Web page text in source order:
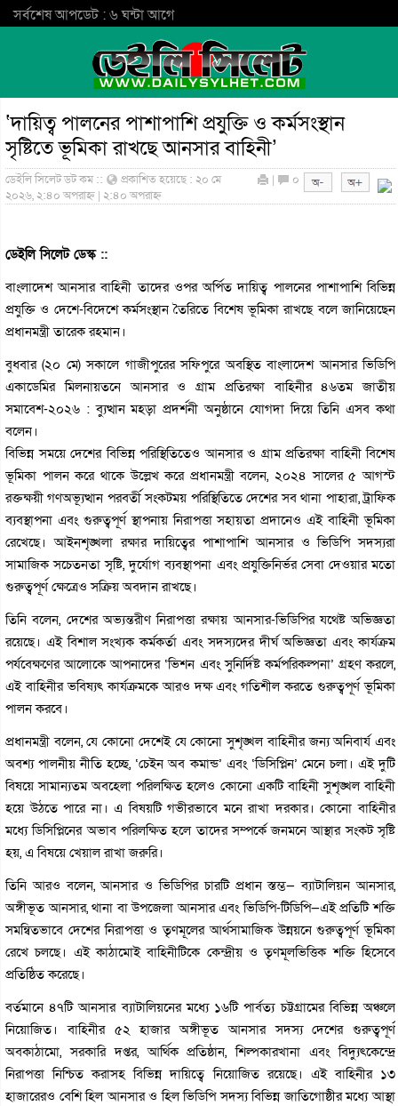
সর্বশেষ আপডেট : ৬ ঘন্টা আগে
‘দায়িত্ব পালনের পাশাপাশি প্রযুক্তি ও কর্মসংস্থান
সৃষ্টিতে ভূমিকা রাখছে আনসার বাহিনী’
ডেইলি সিলেট ডট কম ::
প্রকাশিত হয়েছে : ২০ মে
২০২৬, ২:৪০ অপরাহ্ন | ২:৪০ অপরাহ্ন
| ০
ডেইলি সিলেট ডেস্ক ::
বাংলাদেশ আনসার বাহিনী তাদের ওপর অর্পিত দায়িত্ব পালনের পাশাপাশি বিভিন্ন
প্রযুক্তি ও দেশে-বিদেশে কর্মসংস্থান তৈরিতে বিশেষ ভূমিকা রাখছে বলে জানিয়েছেন
প্রধানমন্ত্রী তারেক রহমান।
বুধবার (২০ মে) সকালে গাজীপুরের সফিপুরে অবস্থিত বাংলাদেশ আনসার ভিডিপি
একাডেমির মিলনায়তনে আনসার ও গ্রাম প্রতিরক্ষা বাহিনীর ৪৬তম জাতীয়
সমাবেশ-২০২৬ : ব্যুত্থান মহড়া প্রদর্শনী অনুষ্ঠানে যোগদা দিয়ে তিনি এসব কথা
বলেন।
বিভিন্ন সময়ে দেশের বিভিন্ন পরিস্থিতিতেও আনসার ও গ্রাম প্রতিরক্ষা বাহিনী বিশেষ
ভূমিকা পালন করে থাকে উল্লেখ করে প্রধানমন্ত্রী বলেন, ২০২৪ সালের ৫ আগস্ট
রক্তক্ষয়ী গণঅভ্যূত্থান পরবর্তী সংকটময় পরিস্থিতিতে দেশের সব থানা পাহারা, ট্রাফিক
ব্যবস্থাপনা এবং গুরুত্বপূর্ণ স্থাপনায় নিরাপত্তা সহায়তা প্রদানেও এই বাহিনী ভূমিকা
রেখেছে। আইনশৃঙ্খলা রক্ষার দায়িত্বের পাশাপাশি আনসার ও ভিডিপি সদস্যরা
সামাজিক সচেতনতা সৃষ্টি, দুর্যোগ ব্যবস্থাপনা এবং প্রযুক্তিনির্ভর সেবা দেওয়ার মতো
গুরুত্বপূর্ণ ক্ষেত্রেও সক্রিয় অবদান রাখছে।
তিনি বলেন, দেশের অভ্যন্তরীণ নিরাপত্তা রক্ষায় আনসার-ভিডিপির যথেষ্ট অভিজ্ঞতা
রয়েছে। এই বিশাল সংখ্যক কর্মকর্তা এবং সদস্যদের দীর্ঘ অভিজ্ঞতা এবং কার্যক্রম
পর্যবেক্ষণের আলোকে আপনাদের ‘ভিশন এবং সুনির্দিষ্ট কর্মপরিকল্পনা’ গ্রহণ করলে,
এই বাহিনীর ভবিষ্যৎ কার্যক্রমকে আরও দক্ষ এবং গতিশীল করতে গুরুত্বপূর্ণ ভূমিকা
পালন করবে।
প্রধানমন্ত্রী বলেন, যে কোনো দেশেই যে কোনো সুশৃঙ্খল বাহিনীর জন্য অনিবার্য এবং
অবশ্য পালনীয় নীতি হচ্ছে, ‘চেইন অব কমান্ড’ এবং ‘ডিসিপ্লিন’ মেনে চলা। এই দুটি
বিষয়ে সামান্যতম অবহেলা পরিলক্ষিত হলেও কোনো একটি বাহিনী সুশৃঙ্খল বাহিনী
হয়ে উঠতে পারে না। এ বিষয়টি গভীরভাবে মনে রাখা দরকার। কোনো বাহিনীর
মধ্যে ডিসিপ্লিনের অভাব পরিলক্ষিত হলে তাদের সম্পর্কে জনমনে আস্থার সংকট সৃষ্টি
হয়, এ বিষয়ে খেয়াল রাখা জরুরি।
তিনি আরও বলেন, আনসার ও ভিডিপির চারটি প্রধান স্তম্ভ— ব্যাটালিয়ন আনসার,
অঙ্গীভূত আনসার, থানা বা উপজেলা আনসার এবং ভিডিপি-টিডিপি—এই প্রতিটি শক্তি
সমন্বিতভাবে দেশের নিরাপত্তা ও তৃণমূলের আর্থসামাজিক উন্নয়নে গুরুত্বপূর্ণ ভূমিকা
রেখে চলছে। এই কাঠামোই বাহিনীটিকে কেন্দ্রীয় ও তৃণমূলভিত্তিক শক্তি হিসেবে
প্রতিষ্ঠিত করেছে।
বর্তমানে ৪৭টি আনসার ব্যাটালিয়নের মধ্যে ১৬টি পার্বত্য চট্টগ্রামের বিভিন্ন অঞ্চলে
নিয়োজিত। বাহিনীর ৫২ হাজার অঙ্গীভূত আনসার সদস্য দেশের গুরুত্বপূর্ণ
অবকাঠামো, সরকারি দপ্তর, আর্থিক প্রতিষ্ঠান, শিল্পকারখানা এবং বিদ্যুৎকেন্দ্রে
নিরাপত্তা নিশ্চিত করাসহ বিভিন্ন দায়িত্বে নিয়োজিত রয়েছে। এই বাহিনীর ১৩
হাজারেরও বেশি হিল আনসার ও হিল ভিডিপি সদস্য বিভিন্ন জাতিগোষ্ঠীর মধ্যে আস্থা